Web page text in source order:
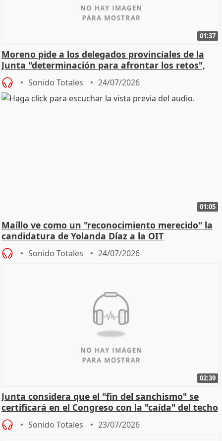
01:37
Moreno pide a los delegados provinciales de la
Junta "determinación para afrontar los retos",
diálog
Sonido Totales 24/07/2026
01:05
Maíllo ve como un "reconocimiento merecido" la
candidatura de Yolanda Díaz a la OIT
Sonido Totales 24/07/2026
02:39
Junta considera que el "fin del sanchismo" se
certificará en el Congreso con la "caída" del techo
de
Sonido Totales 23/07/2026